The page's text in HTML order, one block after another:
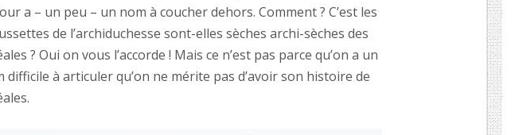
a – un peu – un nom à coucher dehors. Comment ? C’est les
de l’archiduchesse sont-elles sèches archi-sèches des
? Oui on vous l’accorde ! Mais ce n’est pas parce qu’on a un
difficile à articuler qu’on ne mérite pas d’avoir son histoire de